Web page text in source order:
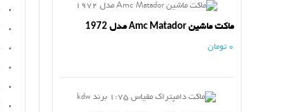
ماکت ماشین Amc Matador مدل 1972
0 تومان